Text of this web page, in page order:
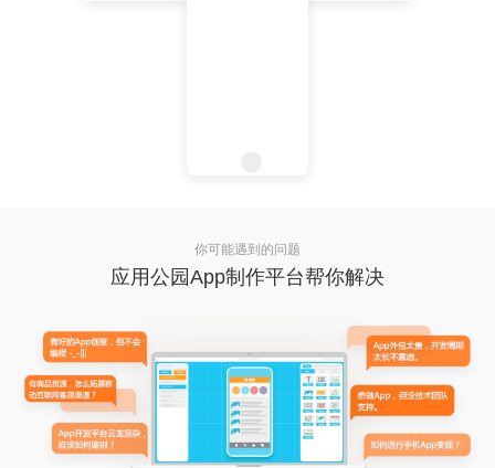
你可能遇到的问题
应用公园App制作平台帮你解决